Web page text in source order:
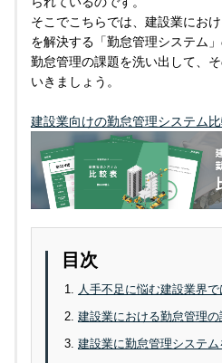
そこでこちらでは、建設業にお
を解決する「勤怠管理システム
勤怠管理の課題を洗い出して、
いきましょう。
建設業向けの勤怠管理システム比
目次
人手不足に悩む建設業界
建設業における勤怠管理の
建設業に勤怠管理システ